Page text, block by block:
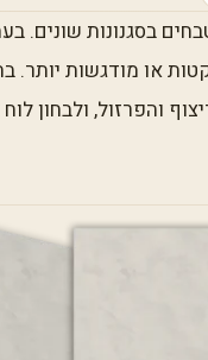
בסגנונות שונים.
או מודגשות יותר.
והפרזול, ולבחון